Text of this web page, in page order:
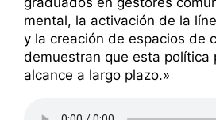
mental, la activación de la
y la creación de espacios de
demuestran que esta política
alcance a largo plazo.»